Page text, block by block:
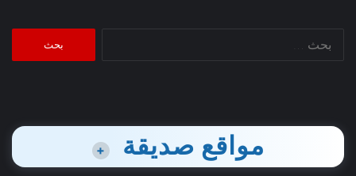
مواقع صديقة +